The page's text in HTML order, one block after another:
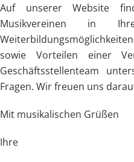
Auf unserer Website
Musikvereinen in
sowie Vorteilen einer
Geschäftsstellenteam
Fragen. Wir freuen uns
Mit musikalischen Grüßen
Ihre